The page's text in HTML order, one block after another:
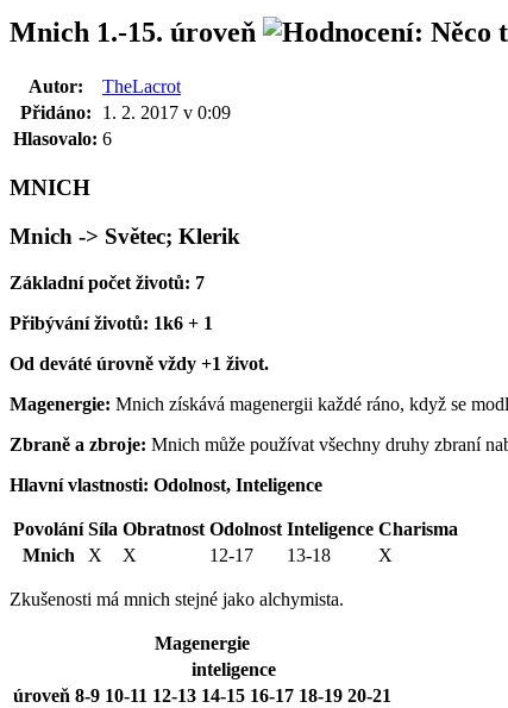
Mnich 1.-15. úroveň
Autor:
TheLacrot
Přidáno:
1. 2. 2017 v 0:09
Hlasovalo: 6
MNICH
Mnich -> Světec; Klerik
Základní počet životů: 7
Přibývání životů: 1k6 + 1
Od deváté úrovně vždy +1 život.
Magenergie: Mnich získává magenergii každé ráno, když se
Zbraně a zbroje: Mnich může používat všechny druhy zbraní
Hlavní vlastnosti: Odolnost, Inteligence
Povolání Síla Obratnost Odolnost Inteligence Charisma
Mnich
X X 12-17 13-18 X
Zkušenosti má mnich stejné jako alchymista.
Magenergie
inteligence
úroveň 8-9 10-11 12-13 14-15 16-17 18-19 20-21